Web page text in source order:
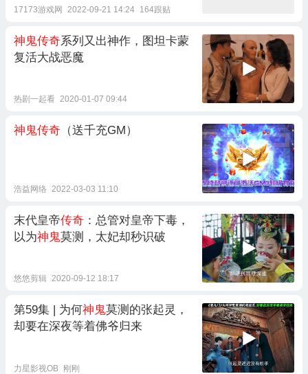
17173游戏网 2022-09-21 14:24 164跟贴
神鬼传奇系列又出神作，图坦卡蒙
复活大战恶魔
热剧一起看 2020-01-07 09:44
神鬼传奇 （送千充GM）
浩益网络 2022-03-03 11:10
末代皇帝传奇 ：总管对皇帝下毒，
以为神鬼莫测，太妃却秒识破
悠悠剪辑 2020-09-12 18:17
第59集 | 为何神鬼莫测的张起灵，
却要在深夜等着佛爷归来
力星影视OB 刚刚